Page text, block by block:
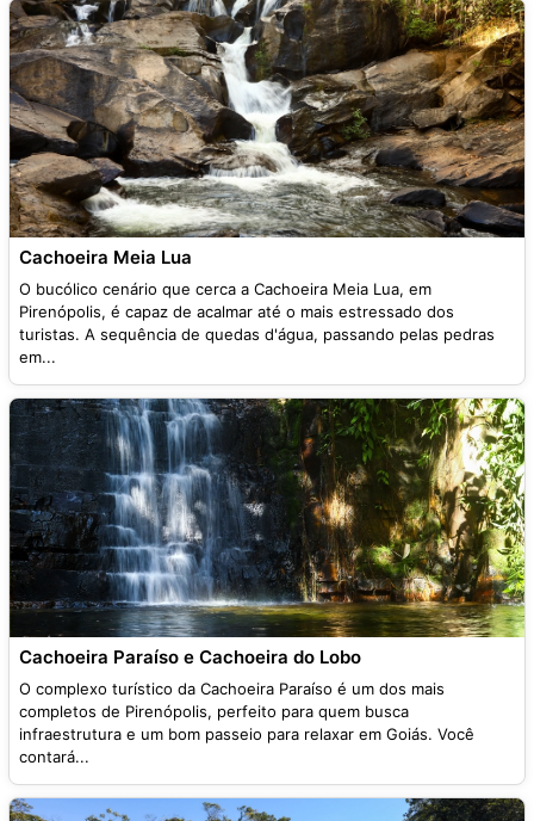
Cachoeira Meia Lua
O bucólico cenário que cerca a Cachoeira Meia Lua, em
Pirenópolis, é capaz de acalmar até o mais estressado dos
turistas. A sequência de quedas d'água, passando pelas pedras
em...
Cachoeira Paraíso e Cachoeira do Lobo
O complexo turístico da Cachoeira Paraíso é um dos mais
completos de Pirenópolis, perfeito para quem busca
infraestrutura e um bom passeio para relaxar em Goiás. Você
contará...